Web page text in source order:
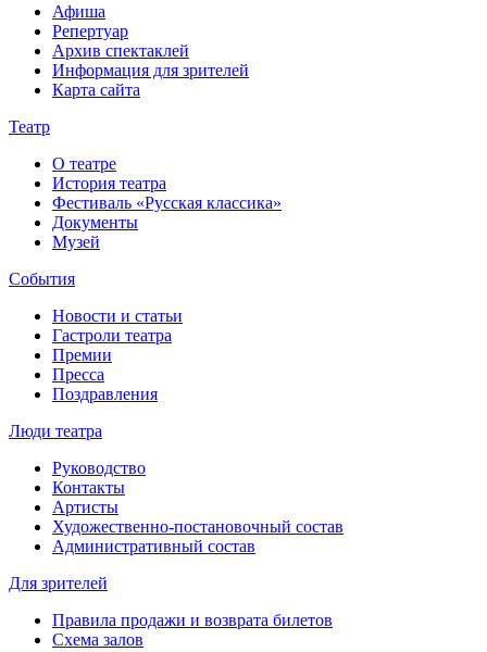
Афиша
Репертуар
Архив спектаклей
Информация для зрителей
Карта сайта
Театр
О театре
История театра
Фестиваль «Русская классика»
Документы
Музей
События
Новости и статьи
Гастроли театра
Премии
Пресса
Поздравления
Люди театра
Руководство
Контакты
Артисты
Художественно-постановочный состав
Административный состав
Для зрителей
Правила продажи и возврата билетов
Схема залов